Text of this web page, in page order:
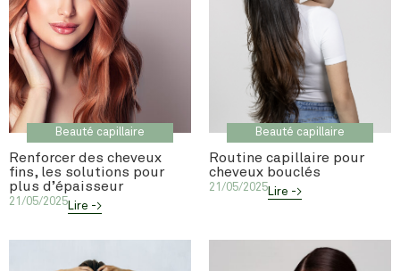
Beauté capillaire
Renforcer des cheveux
fins, les solutions pour
plus d’épaisseur
21/05/2025Lire ->
Beauté capillaire
Routine capillaire pour
cheveux bouclés
21/05/2025Lire ->